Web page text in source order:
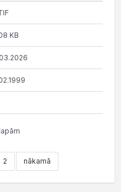
KB
2 nākamā